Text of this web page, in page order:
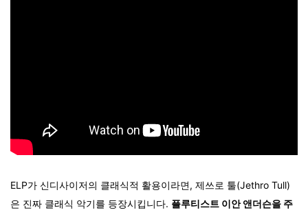
ELP가 신디사이저의 클래식적 활용이라면, 제쓰로 툴(Jethro Tull)
은 진짜 클래식 악기를 등장시킵니다. 플루티스트 이안 앤더슨을 주